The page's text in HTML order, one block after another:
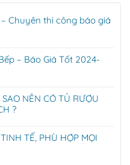
Chuyên thi công báo giá
– Báo Giá Tốt 2024-
NÊN CÓ TỦ RƯỢU
?
TẾ, PHÙ HỢP MỌI